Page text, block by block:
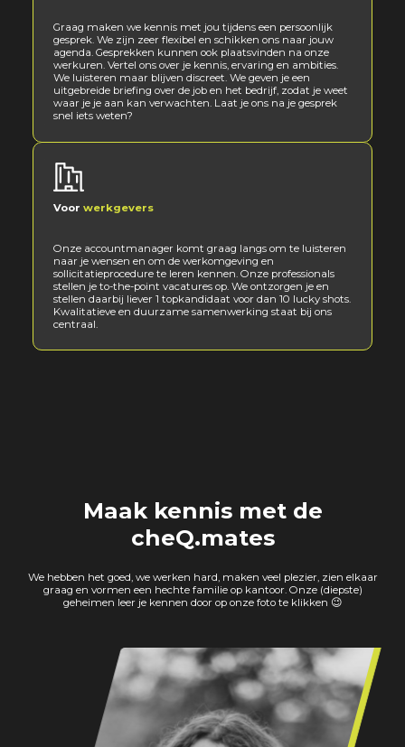
Graag maken we kennis met jou tijdens een persoonlijk
gesprek. We zijn zeer flexibel en schikken ons naar jouw
agenda. Gesprekken kunnen ook plaatsvinden na onze
werkuren. Vertel ons over je kennis, ervaring en ambities.
We luisteren maar blijven discreet. We geven je een
uitgebreide briefing over de job en het bedrijf, zodat je weet
waar je je aan kan verwachten. Laat je ons na je gesprek
snel iets weten?
Voor werkgevers
Onze accountmanager komt graag langs om te luisteren
naar je wensen en om de werkomgeving en
sollicitatieprocedure te leren kennen. Onze professionals
stellen je to-the-point vacatures op. We ontzorgen je en
stellen daarbij liever 1 topkandidaat voor dan 10 lucky shots.
Kwalitatieve en duurzame samenwerking staat bij ons
centraal.
Maak kennis met de
cheQ.mates
We hebben het goed, we werken hard, maken veel plezier, zien elkaar
graag en vormen een hechte familie op kantoor. Onze (diepste)
geheimen leer je kennen door op onze foto te klikken 😉